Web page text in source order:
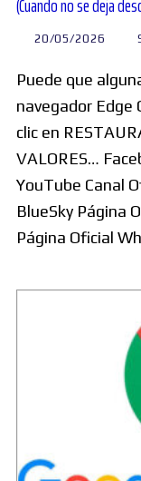
(Cuando no se deja
20/05/2026
Puede que
navegador Edge
clic en
VALORES…
YouTube Canal
BlueSky Página
Página Oficial